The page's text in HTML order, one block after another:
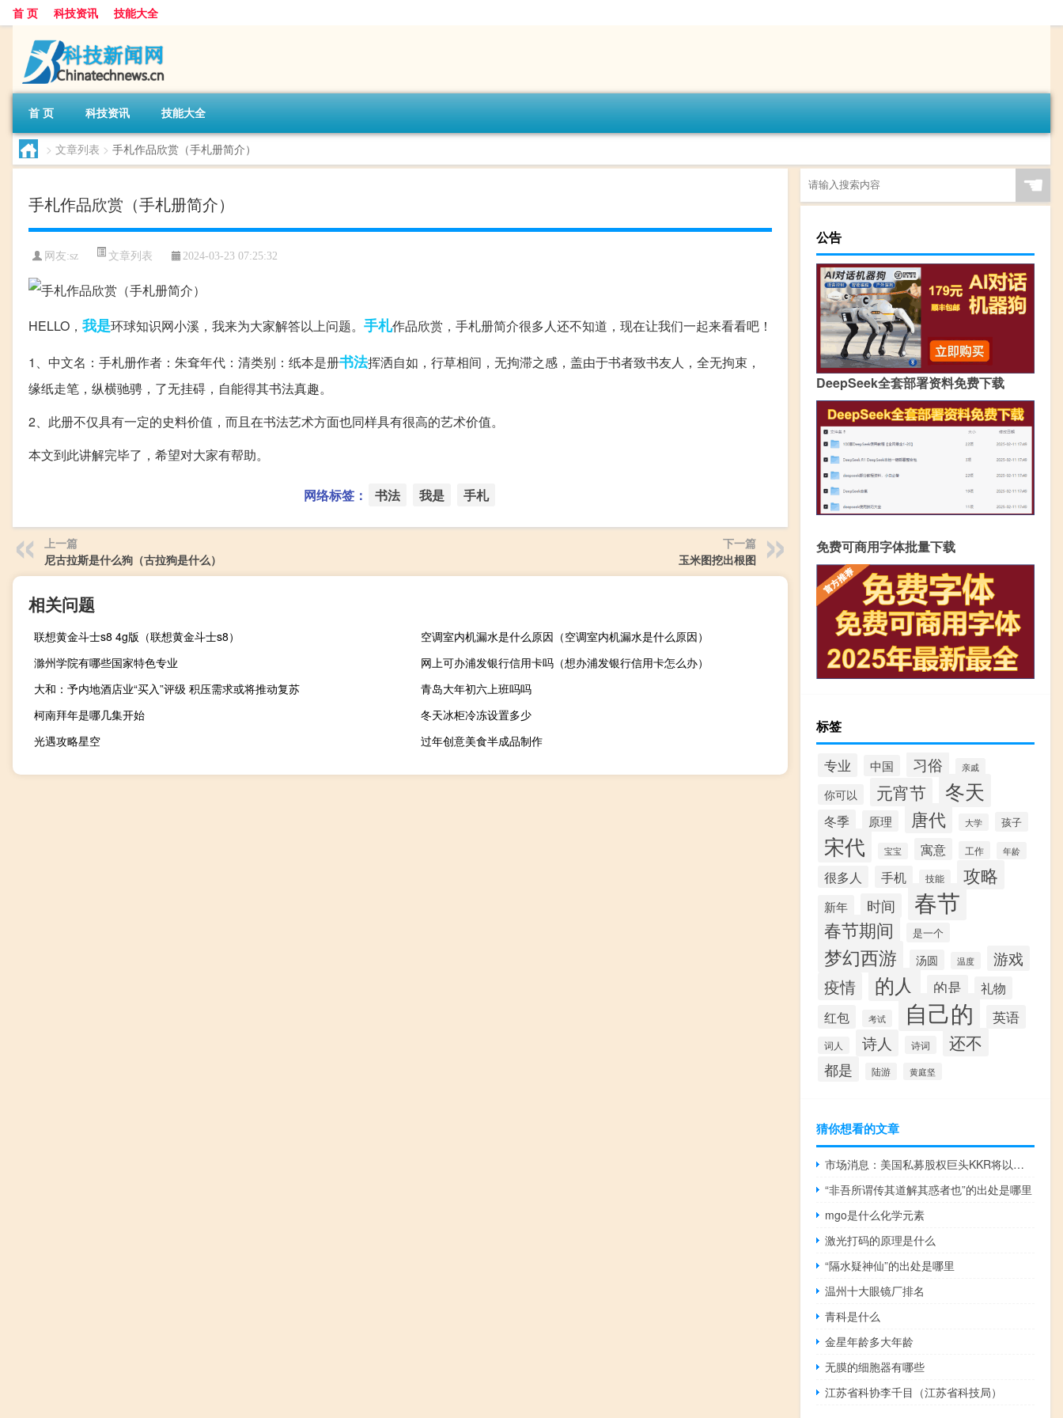
首 页 科技资讯 技能大全
首 页 科技资讯 技能大全
> 文章列表 > 手札作品欣赏（手札册简介）
手札作品欣赏（手札册简介）
网友:sz 文章列表 2024-03-23 07:25:32
HELLO， 我是环球知识网小溪，我来为大家解答以上问题。 手札作品欣赏，手札册简介很多人还不知道，现在让我们一起来看看吧！
1、中文名：手札册作者：朱耷年代：清类别：纸本是册书法挥洒自如，行草相间，无拘滞之感，盖由于书者致书友人，全无拘束，
缘纸走笔，纵横驰骋，了无挂碍，自能得其书法真趣。
2、此册不仅具有一定的史料价值，而且在书法艺术方面也同样具有很高的艺术价值。
本文到此讲解完毕了，希望对大家有帮助。
网络标签： 书法 我是 手札
上一篇
尼古拉斯是什么狗（古拉狗是什么）
下一篇
玉米图挖出根图
相关问题
联想黄金斗士s8 4g版（联想黄金斗士s8）
空调室内机漏水是什么原因（空调室内机漏水是什么原因）
滁州学院有哪些国家特色专业
网上可办浦发银行信用卡吗（想办浦发银行信用卡怎么办）
大和：予内地酒店业“买入”评级 积压需求或将推动复苏
青岛大年初六上班吗吗
柯南拜年是哪几集开始
冬天冰柜冷冻设置多少
光遇攻略星空
过年创意美食半成品制作
☚
公告
DeepSeek全套部署资料免费下载
免费可商用字体批量下载
标签
专业 中国 习俗 亲戚
你可以 元宵节 冬天
冬季 原理 唐代 大学 孩子
宋代 宝宝 寓意 工作 年龄
很多人 手机 技能 攻略
新年 时间 春节
春节期间 是一个
梦幻西游 汤圆 温度 游戏
疫情 的人 的是 礼物
红包 考试 自己的 英语
词人 诗人 诗词 还不
都是 陆游 黄庭坚
猜你想看的文章
市场消息：美国私募股权巨头KKR将以每股44英镑现金收购太空科技公司ohb的股份
“非吾所谓传其道解其惑者也”的出处是哪里
mgo是什么化学元素
激光打码的原理是什么
“隔水疑神仙”的出处是哪里
温州十大眼镜厂排名
青科是什么
金星年龄多大年龄
无膜的细胞器有哪些
江苏省科协李千目（江苏省科技局）